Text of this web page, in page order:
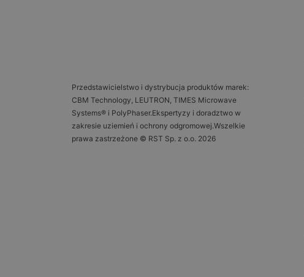
Przedstawicielstwo i dystrybucja produktów marek:
CBM Technology, LEUTRON, TIMES Microwave
Systems® i PolyPhaser.Ekspertyzy i doradztwo w
zakresie uziemień i ochrony odgromowej.Wszelkie
prawa zastrzeżone © RST Sp. z o.o. 2026